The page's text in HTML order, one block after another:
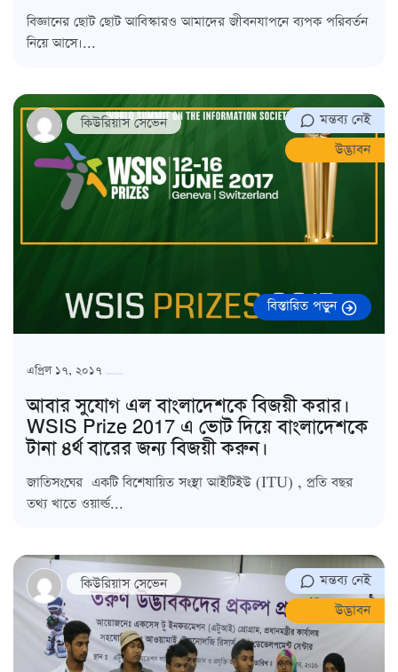
বিজ্ঞানের ছোট ছোট আবিস্কারও আমাদের জীবনযাপনে ব্যপক পরিবর্তন
নিয়ে আসে।...
কিউরিয়াস সেভেন
মন্তব্য নেই
উদ্ভাবন
বিস্তারিত পড়ুন
এপ্রিল ১৭, ২০১৭
আবার সুযোগ এল বাংলাদেশকে বিজয়ী করার।
WSIS Prize 2017 এ ভোট দিয়ে বাংলাদেশকে
টানা ৪র্থ বারের জন্য বিজয়ী করুন।
জাতিসংঘের একটি বিশেষায়িত সংস্থা আইটিইউ (ITU) , প্রতি বছর
তথ্য খাতে ওয়ার্ল্ড...
কিউরিয়াস সেভেন
মন্তব্য নেই
উদ্ভাবন